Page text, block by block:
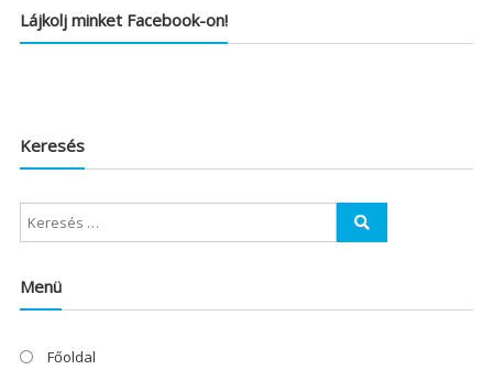
Lájkolj minket Facebook-on!
Keresés
Menü
Főoldal